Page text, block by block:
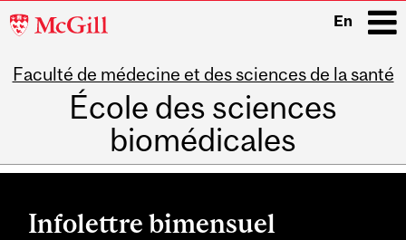
McGill
En
Faculté de médecine et des sciences de la santé
École des sciences
biomédicales
Main
Infolettre bimensuel